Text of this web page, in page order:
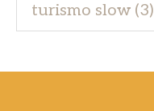
turismo slow(3)